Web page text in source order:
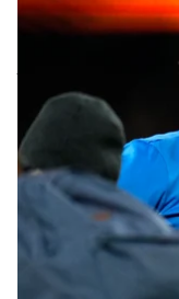
Матч відбувався
відзначився
та 75-й хвилинах